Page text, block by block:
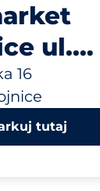
ul.
16
16
tutaj